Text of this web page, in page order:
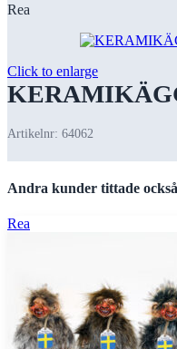
Rea
Click to enlarge
Artikelnr: 64062
Andra kunder tittade
Rea